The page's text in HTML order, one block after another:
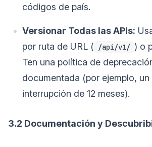
códigos de país.
Versionar Todas las APIs:
por ruta de URL ( /api/v1/ ) o
Ten una política de
documentada (por ejemplo,
interrupción de 12 meses).
3.2 Documentación y